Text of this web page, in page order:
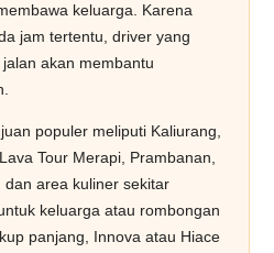
keluarga. Karena
jam tertentu, driver yang
akan membantu
populer meliputi Kaliurang,
Tour Merapi, Prambanan,
dan area kuliner sekitar
keluarga atau rombongan
panjang, Innova atau Hiace